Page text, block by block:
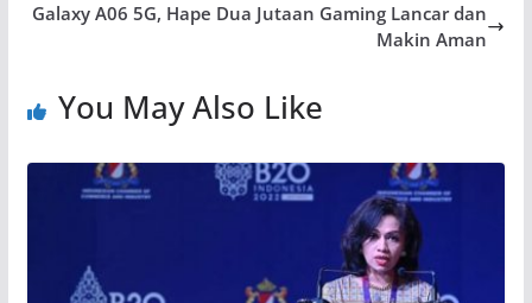
Galaxy A06 5G, Hape Dua Jutaan Gaming Lancar dan
Makin Aman
You May Also Like